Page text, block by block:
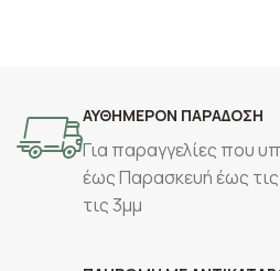
ΑΥΘΗΜΕΡΟΝ ΠΑΡΑΔΟΣΗ
Για παραγγελίες που
έως Παρασκευή έως
τις 3μμ